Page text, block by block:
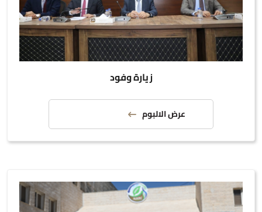
زيارة وفود
عرض الالبوم